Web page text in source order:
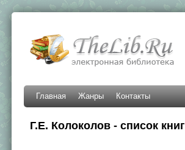
Главная Жанры Контакты
Г.Е. Колоколов - список книг